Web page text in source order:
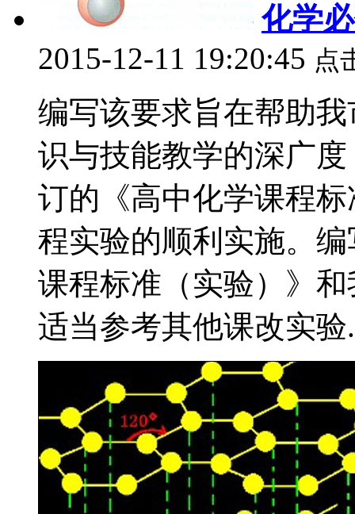
化学
2015-12-11 19:20:45 点
编写该要求旨在帮助
识与技能教学的深广
订的《高中化学课程
程实验的顺利实施。
课程标准（实验）》
适当参考其他课改实验